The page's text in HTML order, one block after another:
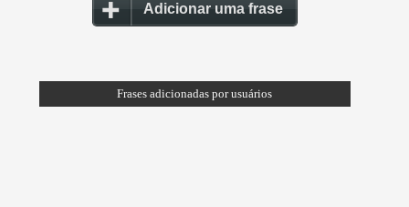
Adicionar uma frase
Frases adicionadas por usuários